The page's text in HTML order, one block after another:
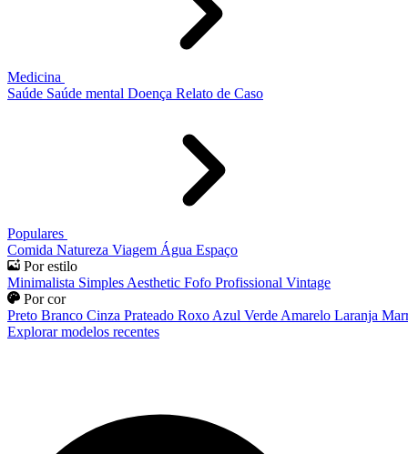
Medicina
Saúde Saúde mental Doença Relato de Caso
Populares
Comida Natureza Viagem Água Espaço
Por estilo
Minimalista Simples Aesthetic Fofo Profissional Vintage
Por cor
Preto Branco Cinza Prateado Roxo Azul Verde Amarelo Laranja
Explorar modelos recentes